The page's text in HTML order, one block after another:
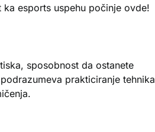
esports uspehu počinje ovde!
sposobnost da ostanete
prakticiranje tehnika